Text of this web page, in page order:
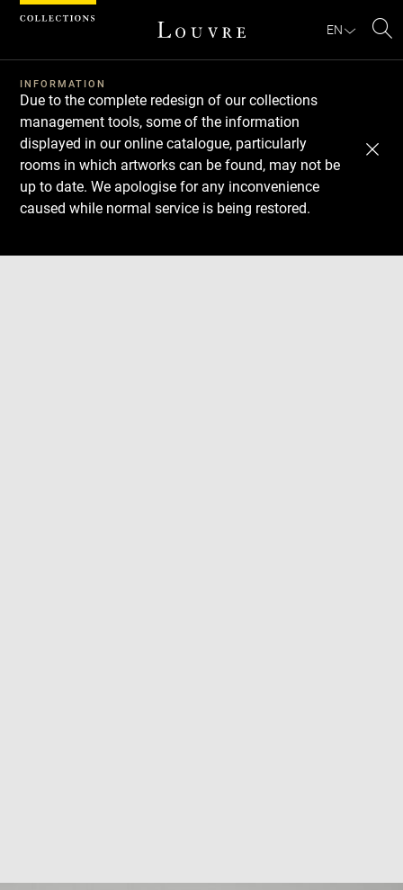
EN
INFORMATION
Due to the complete redesign of our collections
management tools, some of the information
displayed in our online catalogue, particularly
rooms in which artworks can be found, may not be
up to date. We apologise for any inconvenience
caused while normal service is being restored.
Download
Next
Previous
Cookies management panel